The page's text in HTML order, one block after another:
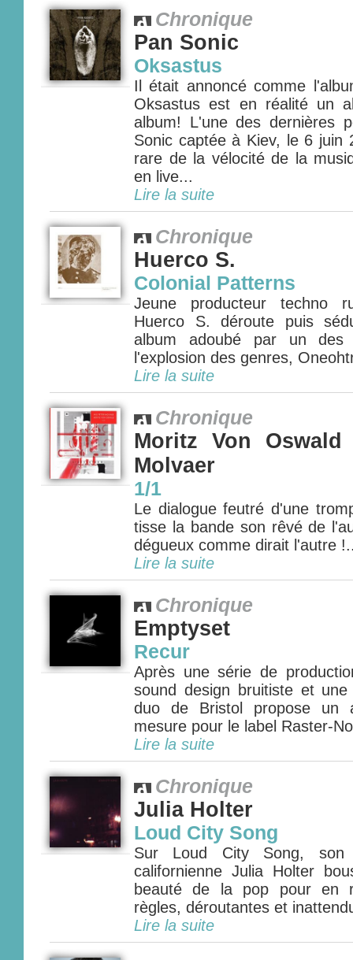
Chronique
Pan Sonic
Oksastus
Il était annoncé comme
Oksastus est en réalité un
album! L'une des dernières
Sonic captée à Kiev, le 6 juin
rare de la vélocité de la
en live...
Lire la suite
Chronique
Huerco S.
Colonial Patterns
Jeune producteur techno
Huerco S. déroute puis
album adoubé par un des
l'explosion des genres,
Lire la suite
Chronique
Moritz Von
Molvaer
1/1
Le dialogue feutré d'une
tisse la bande son rêvé de
dégueux comme dirait l'autre
Lire la suite
Chronique
Emptyset
Recur
Après une série de
sound design bruitiste et
duo de Bristol propose un
mesure pour le label Raster-
Lire la suite
Chronique
Julia Holter
Loud City Song
Sur Loud City Song, son
californienne Julia Holter
beauté de la pop pour en
règles, déroutantes et
Lire la suite